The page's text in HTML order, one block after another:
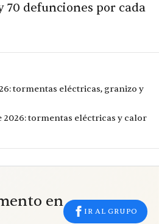
70 defunciones por cada
tormentas eléctricas, granizo y
2026: tormentas eléctricas y calor
en
IR AL GRUPO